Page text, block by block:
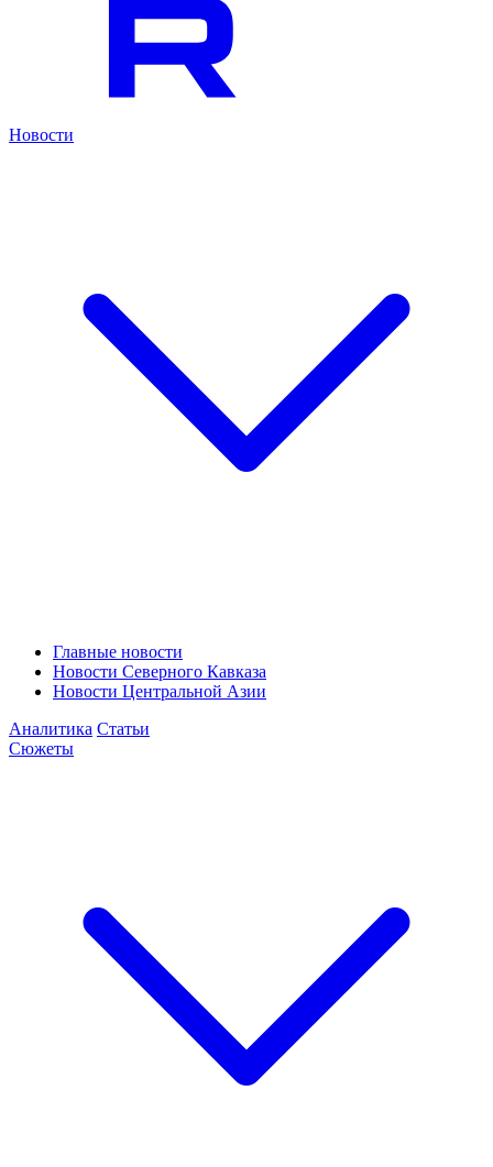
Новости
Главные новости
Новости Северного Кавказа
Новости Центральной Азии
Аналитика Статьи
Сюжеты